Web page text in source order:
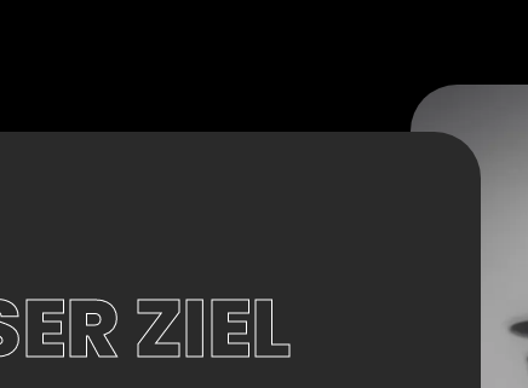
ZIEL